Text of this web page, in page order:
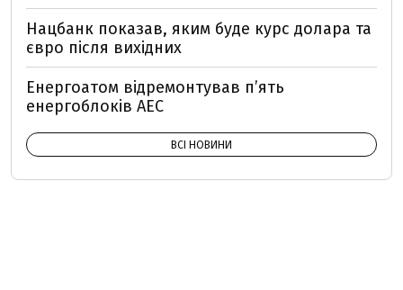
Нацбанк показав, яким буде курс долара та
євро після вихідних
Енергоатом відремонтував п’ять
енергоблоків АЕС
ВСІ НОВИНИ